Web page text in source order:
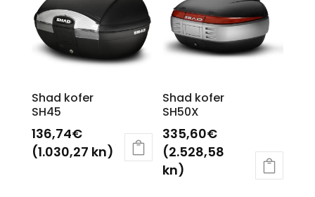
Shad kofer
SH45
136,74€
(1.030,27 kn)
Shad kofer
SH50X
335,60€
(2.528,58
kn)